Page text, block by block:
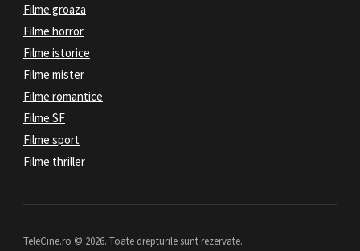
Filme groaza
Filme horror
Filme istorice
Filme mister
Filme romantice
Filme SF
Filme sport
Filme thriller
TeleCine.ro © 2026. Toate drepturile sunt rezervate.